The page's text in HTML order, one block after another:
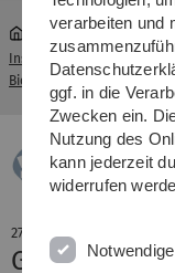
Institut für
Biomechanik
27. April 2018
Graciosa
verarbeiten und
ggf. in die
Zwecken ein.
Nutzung des
kann jederzeit
widerrufen